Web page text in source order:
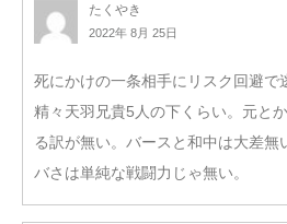
たくやき
2022年 8月 25日
死にかけの一条相手にリスク回避で
精々天羽兄貴5人の下くらい。元と
る訳が無い。バースと和中は大差無
バさは単純な戦闘力じゃ無い。